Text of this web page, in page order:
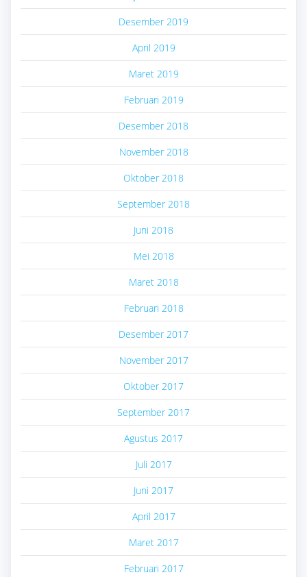
Desember 2019
April 2019
Maret 2019
Februari 2019
Desember 2018
November 2018
Oktober 2018
September 2018
Juni 2018
Mei 2018
Maret 2018
Februari 2018
Desember 2017
November 2017
Oktober 2017
September 2017
Agustus 2017
Juli 2017
Juni 2017
April 2017
Maret 2017
Februari 2017